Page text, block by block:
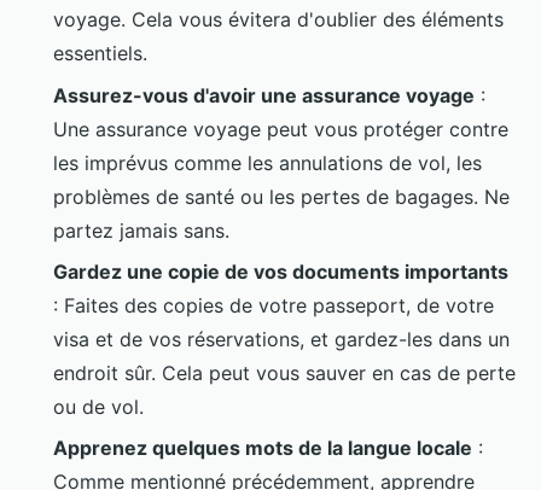
voyage. Cela vous évitera d'oublier des éléments
essentiels.
Assurez-vous d'avoir une assurance voyage :
Une assurance voyage peut vous protéger contre
les imprévus comme les annulations de vol, les
problèmes de santé ou les pertes de bagages. Ne
partez jamais sans.
Gardez une copie de vos documents importants
: Faites des copies de votre passeport, de votre
visa et de vos réservations, et gardez-les dans un
endroit sûr. Cela peut vous sauver en cas de perte
ou de vol.
Apprenez quelques mots de la langue locale :
Comme mentionné précédemment, apprendre